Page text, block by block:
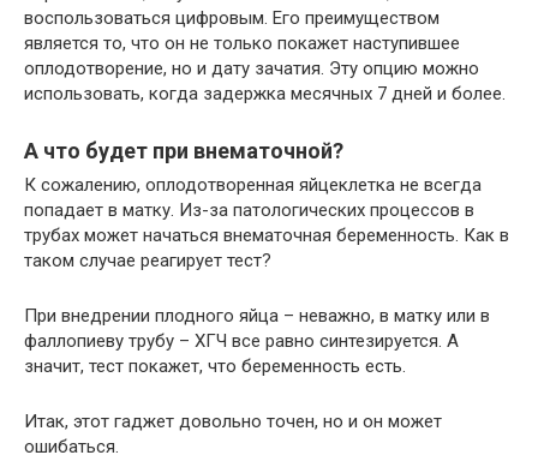
воспользоваться цифровым. Его преимуществом
является то, что он не только покажет наступившее
оплодотворение, но и дату зачатия. Эту опцию можно
использовать, когда задержка месячных 7 дней и более.
А что будет при внематочной?
К сожалению, оплодотворенная яйцеклетка не всегда
попадает в матку. Из-за патологических процессов в
трубах может начаться внематочная беременность. Как в
таком случае реагирует тест?
При внедрении плодного яйца – неважно, в матку или в
фаллопиеву трубу – ХГЧ все равно синтезируется. А
значит, тест покажет, что беременность есть.
Итак, этот гаджет довольно точен, но и он может
ошибаться.